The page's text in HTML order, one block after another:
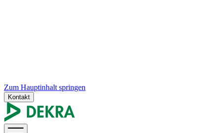
Zum Hauptinhalt springen
Kontakt